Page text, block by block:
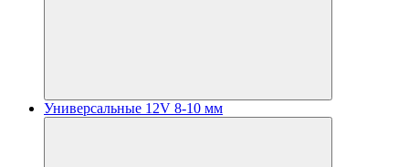
Универсальные 12V 8-10 мм